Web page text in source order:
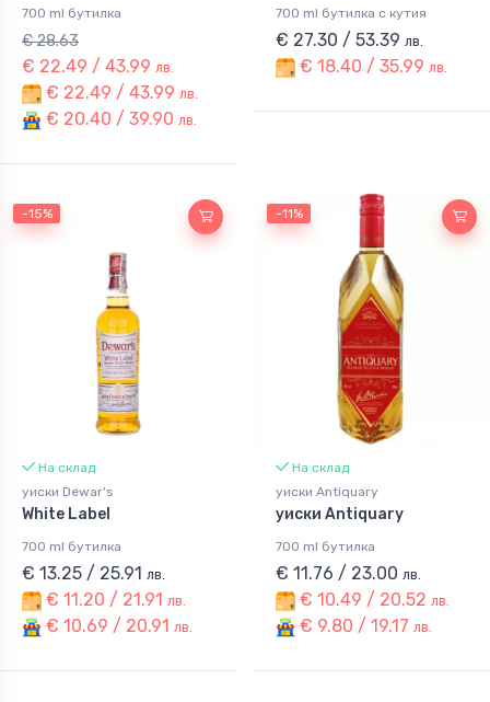
700 ml бутилка
€ 28.63
€ 22.49 / 43.99 лв.
€ 22.49 / 43.99 лв.
€ 20.40 / 39.90 лв.
700 ml бутилка с кутия
€ 27.30 / 53.39 лв.
€ 18.40 / 35.99 лв.
-15%
На склад
уиски Dewar's
White Label
700 ml бутилка
€ 13.25 / 25.91 лв.
€ 11.20 / 21.91 лв.
€ 10.69 / 20.91 лв.
-11%
На склад
уиски Antiquary
уиски Antiquary
700 ml бутилка
€ 11.76 / 23.00 лв.
€ 10.49 / 20.52 лв.
€ 9.80 / 19.17 лв.